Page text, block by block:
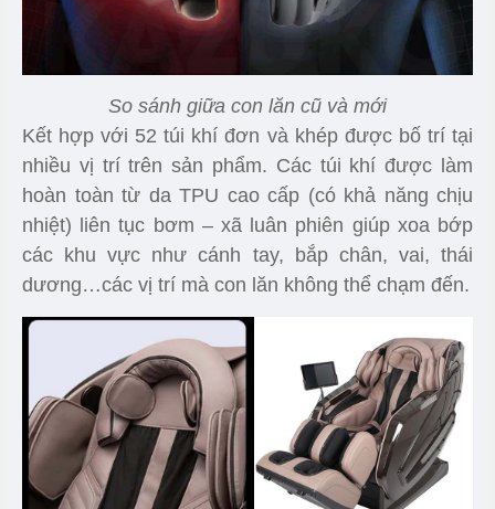
So sánh giữa con lăn cũ và mới
Kết hợp với 52 túi khí đơn và khép được bố trí tại
nhiều vị trí trên sản phẩm. Các túi khí được làm
hoàn toàn từ da TPU cao cấp (có khả năng chịu
nhiệt) liên tục bơm – xã luân phiên giúp xoa bớp
các khu vực như cánh tay, bắp chân, vai, thái
dương…các vị trí mà con lăn không thể chạm đến.